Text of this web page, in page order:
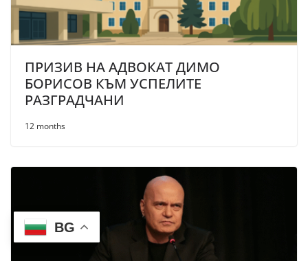
ПРИЗИВ НА АДВОКАТ ДИМО
БОРИСОВ КЪМ УСПЕЛИТЕ
РАЗГРАДЧАНИ
12 months
BG